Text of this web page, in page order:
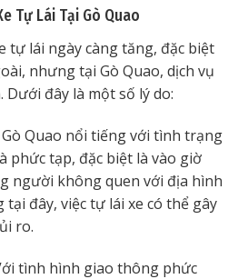
Tự Lái Tại Gò Quao
tự lái ngày càng tăng, đặc biệt
nhưng tại Gò Quao, dịch vụ
đây là một số lý do:
Gò Quao nổi tiếng với tình trạng
phức tạp, đặc biệt là vào giờ
người không quen với địa hình
đây, việc tự lái xe có thể gây
ro.
tình hình giao thông phức